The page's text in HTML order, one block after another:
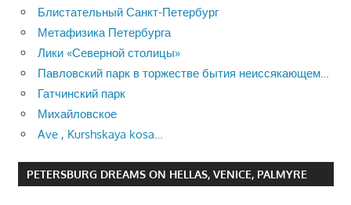
Блистательный Санкт-Петербург
Метафизика Петербурга
Лики «Северной столицы»
Павловский парк в торжестве бытия неиссякающем…
Гатчинский парк
Михайловское
Ave , Kurshskaya kosa…
PETERSBURG DREAMS ON HELLAS, VENICE, PALMYRE